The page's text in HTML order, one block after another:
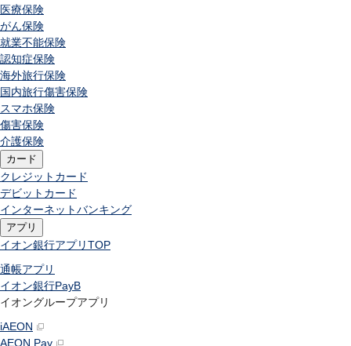
医療保険
がん保険
就業不能保険
認知症保険
海外旅行保険
国内旅行傷害保険
スマホ保険
傷害保険
介護保険
カード
クレジットカード
デビットカード
インターネットバンキング
アプリ
イオン銀行アプリTOP
通帳アプリ
イオン銀行PayB
イオングループアプリ
iAEON
AEON Pay